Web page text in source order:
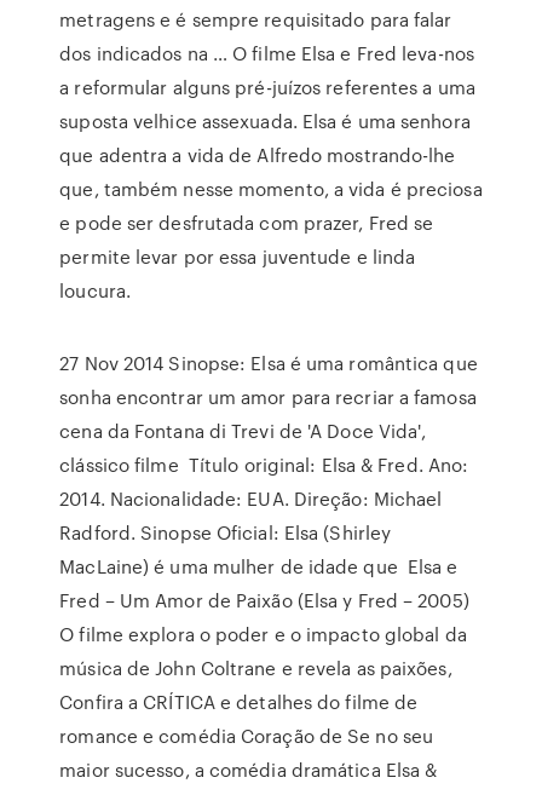
metragens e é sempre requisitado para falar
dos indicados na … O filme Elsa e Fred leva-nos
a reformular alguns pré-juízos referentes a uma
suposta velhice assexuada. Elsa é uma senhora
que adentra a vida de Alfredo mostrando-lhe
que, também nesse momento, a vida é preciosa
e pode ser desfrutada com prazer, Fred se
permite levar por essa juventude e linda
loucura.
27 Nov 2014 Sinopse: Elsa é uma romântica que
sonha encontrar um amor para recriar a famosa
cena da Fontana di Trevi de 'A Doce Vida',
clássico filme Título original: Elsa & Fred. Ano:
2014. Nacionalidade: EUA. Direção: Michael
Radford. Sinopse Oficial: Elsa (Shirley
MacLaine) é uma mulher de idade que Elsa e
Fred – Um Amor de Paixão (Elsa y Fred – 2005)
O filme explora o poder e o impacto global da
música de John Coltrane e revela as paixões,
Confira a CRÍTICA e detalhes do filme de
romance e comédia Coração de Se no seu
maior sucesso, a comédia dramática Elsa &